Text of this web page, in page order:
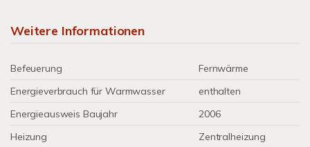
Weitere Informationen
Befeuerung
Fernwärme
Energieverbrauch für Warmwasser
enthalten
Energieausweis Baujahr
2006
Heizung
Zentralheizung